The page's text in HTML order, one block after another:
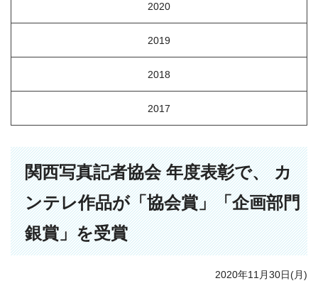
関西写真記者協会 年度表彰で、 カ
ンテレ作品が「協会賞」「企画部門
銀賞」を受賞
2020年11月30日(月)
2020
2019
2018
2017